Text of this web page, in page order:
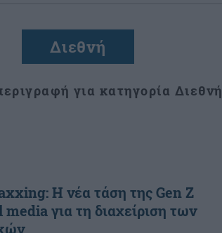
Διεθνή
για κατηγορία Διεθνή
Η νέα τάση της Gen Z
για τη διαχείριση των